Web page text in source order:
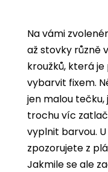
Na vámi
až stovky různě
kroužků, která
vybarvit fixem.
jen malou
trochu víc
vyplnit barvou.
zpozorujete z
Jakmile se ale